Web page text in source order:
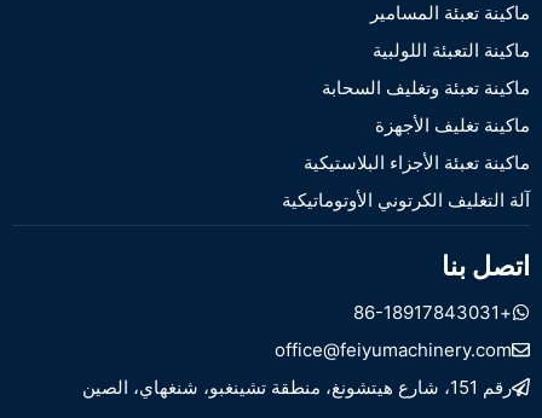
ماكينة تعبئة المسامير
ماكينة التعبئة اللولبية
ماكينة تعبئة وتغليف السحابة
ماكينة تغليف الأجهزة
ماكينة تعبئة الأجزاء البلاستيكية
آلة التغليف الكرتوني الأوتوماتيكية
اتصل بنا
+86-18917843031
office@feiyumachinery.com
رقم 151، شارع هيتشونغ، منطقة تشينغبو، شنغهاي، الصين